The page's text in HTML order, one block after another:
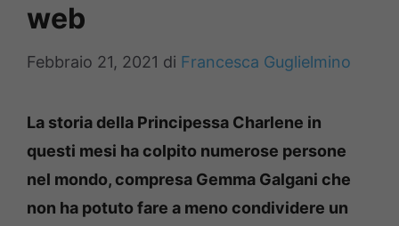
web
Febbraio 21, 2021 di Francesca Guglielmino
La storia della Principessa Charlene in
questi mesi ha colpito numerose persone
nel mondo, compresa Gemma Galgani che
non ha potuto fare a meno condividere un